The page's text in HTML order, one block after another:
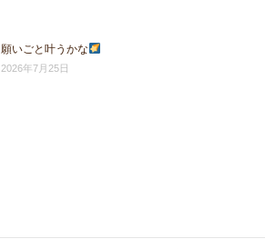
願いごと叶うかな
2026年7月25日